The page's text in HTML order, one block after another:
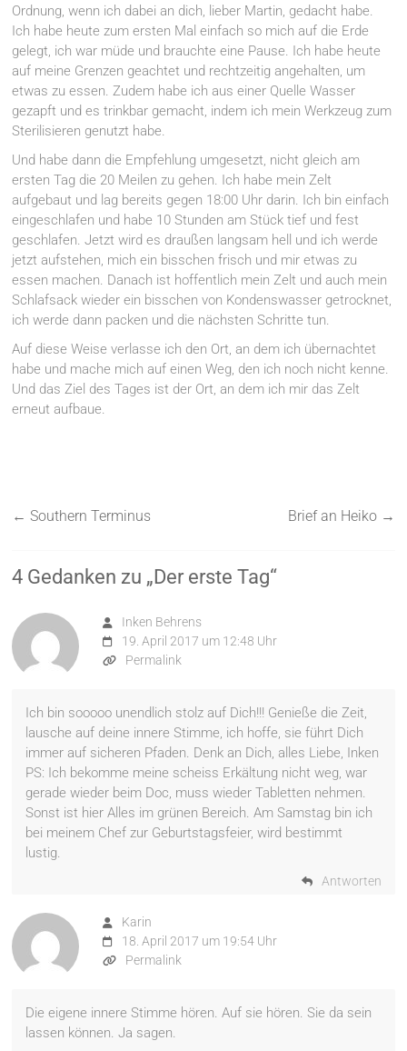
Ordnung, wenn ich dabei an dich, lieber Martin, gedacht habe.
Ich habe heute zum ersten Mal einfach so mich auf die Erde
gelegt, ich war müde und brauchte eine Pause. Ich habe heute
auf meine Grenzen geachtet und rechtzeitig angehalten, um
etwas zu essen. Zudem habe ich aus einer Quelle Wasser
gezapft und es trinkbar gemacht, indem ich mein Werkzeug zum
Sterilisieren genutzt habe.
Und habe dann die Empfehlung umgesetzt, nicht gleich am
ersten Tag die 20 Meilen zu gehen. Ich habe mein Zelt
aufgebaut und lag bereits gegen 18:00 Uhr darin. Ich bin einfach
eingeschlafen und habe 10 Stunden am Stück tief und fest
geschlafen. Jetzt wird es draußen langsam hell und ich werde
jetzt aufstehen, mich ein bisschen frisch und mir etwas zu
essen machen. Danach ist hoffentlich mein Zelt und auch mein
Schlafsack wieder ein bisschen von Kondenswasser getrocknet,
ich werde dann packen und die nächsten Schritte tun.
Auf diese Weise verlasse ich den Ort, an dem ich übernachtet
habe und mache mich auf einen Weg, den ich noch nicht kenne.
Und das Ziel des Tages ist der Ort, an dem ich mir das Zelt
erneut aufbaue.
← Southern Terminus Brief an Heiko →
4 Gedanken zu „Der erste Tag“
Inken Behrens
19. April 2017 um 12:48 Uhr
Permalink
Ich bin sooooo unendlich stolz auf Dich!!! Genieße die Zeit,
lausche auf deine innere Stimme, ich hoffe, sie führt Dich
immer auf sicheren Pfaden. Denk an Dich, alles Liebe, Inken
PS: Ich bekomme meine scheiss Erkältung nicht weg, war
gerade wieder beim Doc, muss wieder Tabletten nehmen.
Sonst ist hier Alles im grünen Bereich. Am Samstag bin ich
bei meinem Chef zur Geburtstagsfeier, wird bestimmt
lustig.
Antworten
Karin
18. April 2017 um 19:54 Uhr
Permalink
Die eigene innere Stimme hören. Auf sie hören. Sie da sein
lassen können. Ja sagen.